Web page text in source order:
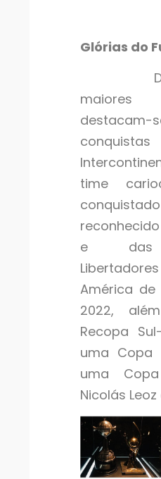
Glórias do
time
e das
América de
2022,
Recopa
uma Copa
uma
Nicolás Leoz